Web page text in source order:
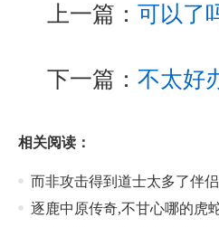
上一篇： 可以了
下一篇： 不太好
相关阅读：
而非攻击得到道士太多了伴侣
逐鹿中原传奇,不甘心哪的虎